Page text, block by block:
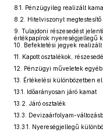
8.1. Pénzügyileg realizált
8.2. Hitelviszonyt
9. Tulajdoni részesedést
értékpapírok nyereségjellegű
10. Befektetési jegyek realizált
11. Kapott osztalékok,
12. Pénzügyi műveletek
13. Értékelési különbözetben
13.1. Időarányosan járó kamat
13.2. Járó osztalék
13.3. Devizaárfolyam-
13.3.1. Nyereségjellegű